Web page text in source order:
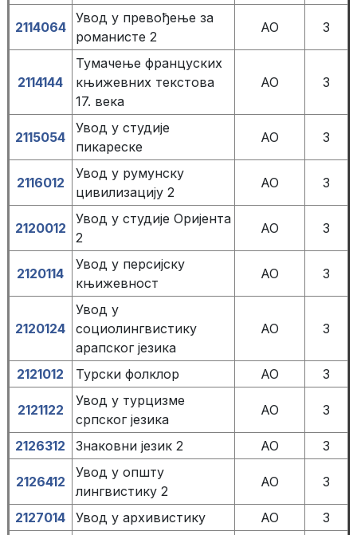
2114064
Увод у превођење за
романисте 2
АО 3
2114144
Тумачење француских
књижевних текстова
17. века
АО 3
2115054
Увод у студије
пикареске
АО 3
2116012
Увод у румунску
цивилизацију 2
АО 3
2120012
Увод у студије Оријента
2
АО 3
2120114
Увод у персијску
књижевност
АО 3
2120124
Увод у
социолингвистику
арапског језика
АО 3
2121012 Турски фолклор АО 3
2121122
Увод у турцизме
српског језика
АО 3
2126312 Знаковни језик 2 АО 3
2126412
Увод у општу
лингвистику 2
АО 3
2127014 Увод у архивистику АО
3